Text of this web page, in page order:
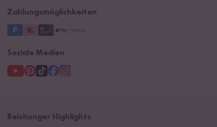
3 Jahre Garantie
Zahlungsmöglichkeiten
Soziale Medien
Reishunger Highlights